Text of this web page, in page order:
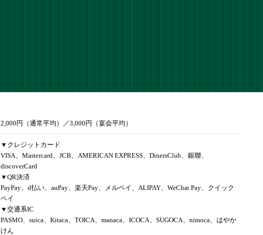
2,000円（通常平均）／3,000円（宴会平均）
▼クレジットカード
VISA、Mastercard、JCB、AMERICAN EXPRESS、DinersClub、銀聯、
discoverCard
▼QR決済
PayPay、d払い、auPay、楽天Pay、メルペイ、ALIPAY、WeChat Pay、クイック
ペイ
▼交通系IC
PASMO、suica、Kitaca、TOICA、manaca、ICOCA、SUGOCA、nimoca、はやか
けん